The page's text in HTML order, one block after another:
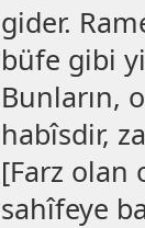
gider.
büfe gibi
Bunların,
habîsdir,
[Farz olan
sahîfeye